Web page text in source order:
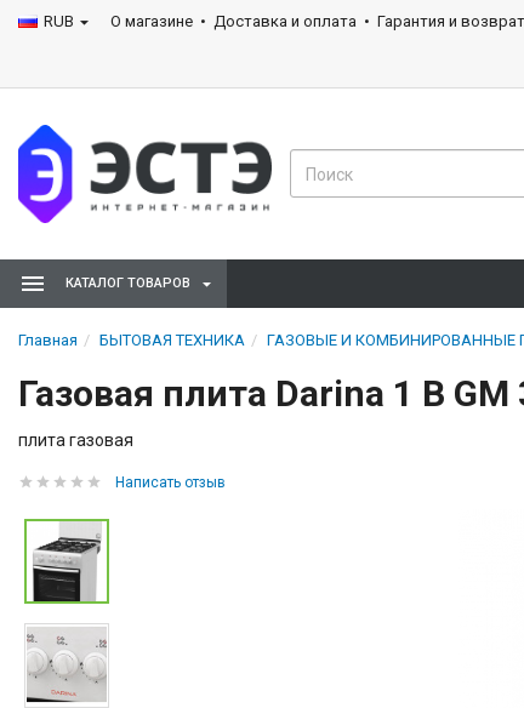
RUB О магазине Доставка и оплата Гарантия и возврат
КАТАЛОГ ТОВАРОВ
Главная БЫТОВАЯ ТЕХНИКА ГАЗОВЫЕ И КОМБИНИРОВАННЫЕ
Газовая плита Darina 1 B GM
плита газовая
Написать отзыв